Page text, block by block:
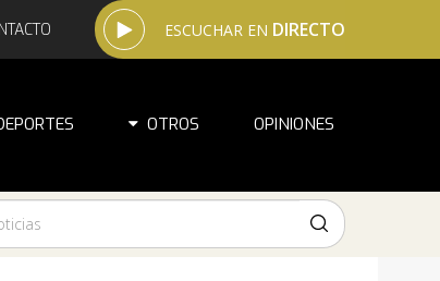
ESCUCHAR EN DIRECTO
OTROS OPINIONES